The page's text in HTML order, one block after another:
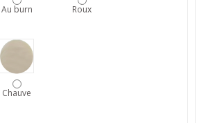
Au burn Roux
Chauve